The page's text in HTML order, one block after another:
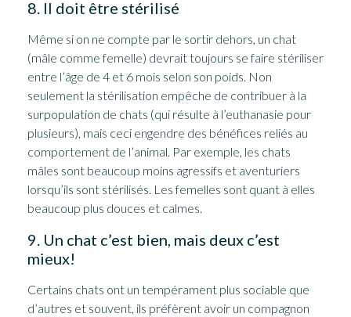
8. Il doit être stérilisé
Même si on ne compte par le sortir dehors, un chat
(mâle comme femelle) devrait toujours se faire stériliser
entre l’âge de 4 et 6 mois selon son poids. Non
seulement la stérilisation empêche de contribuer à la
surpopulation de chats (qui résulte à l’euthanasie pour
plusieurs), mais ceci engendre des bénéfices reliés au
comportement de l’animal. Par exemple, les chats
mâles sont beaucoup moins agressifs et aventuriers
lorsqu’ils sont stérilisés. Les femelles sont quant à elles
beaucoup plus douces et calmes.
9. Un chat c’est bien, mais deux c’est
mieux!
Certains chats ont un tempérament plus sociable que
d’autres et souvent, ils préfèrent avoir un compagnon